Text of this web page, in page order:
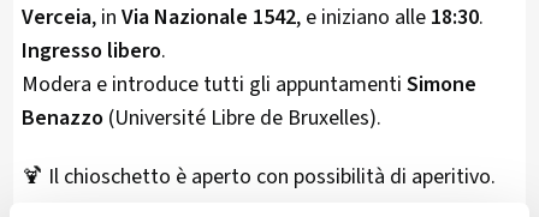
Verceia, in Via Nazionale 1542, e iniziano alle 18:30.
Ingresso libero.
Modera e introduce tutti gli appuntamenti Simone
Benazzo (Université Libre de Bruxelles).
🍹 Il chioschetto è aperto con possibilità di aperitivo.